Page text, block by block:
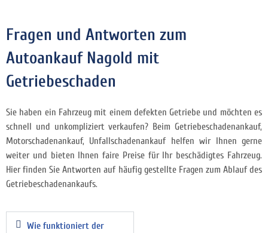
Fragen und Antworten zum
Autoankauf Nagold mit
Getriebeschaden
Sie haben ein Fahrzeug mit einem defekten Getriebe und möchten es
schnell und unkompliziert verkaufen? Beim Getriebeschadenankauf,
Motorschadenankauf, Unfallschadenankauf helfen wir Ihnen gerne
weiter und bieten Ihnen faire Preise für Ihr beschädigtes Fahrzeug.
Hier finden Sie Antworten auf häufig gestellte Fragen zum Ablauf des
Getriebeschadenankaufs.
Wie funktioniert der